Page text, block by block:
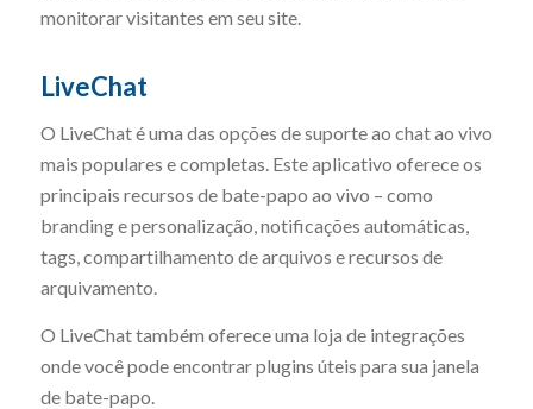
monitorar visitantes em seu site.
LiveChat
O LiveChat é uma das opções de suporte ao chat ao vivo
mais populares e completas. Este aplicativo oferece os
principais recursos de bate-papo ao vivo – como
branding e personalização, notificações automáticas,
tags, compartilhamento de arquivos e recursos de
arquivamento.
O LiveChat também oferece uma loja de integrações
onde você pode encontrar plugins úteis para sua janela
de bate-papo.